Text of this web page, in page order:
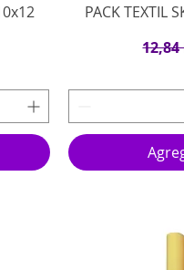
PACK TEXTIL
12,84